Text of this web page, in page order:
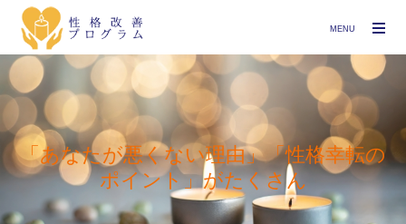
「あなたが悪くない理由」「性格幸転の
ポイント」がたくさん
MENU